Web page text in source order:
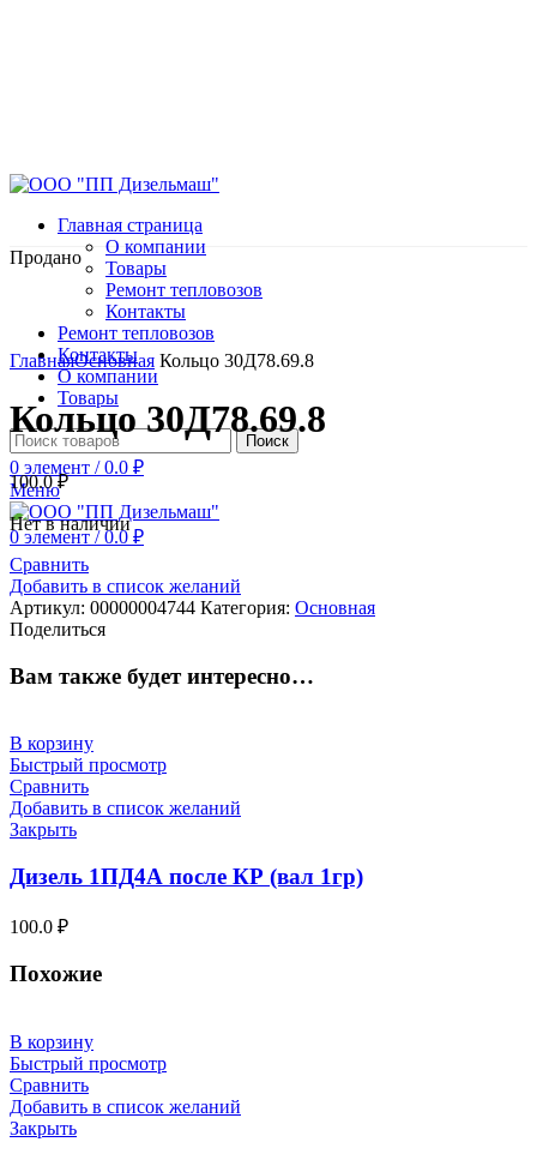
Главная страница
О компании
Товары
Ремонт тепловозов
Контакты
Ремонт тепловозов
Контакты
О компании
Товары
Поиск
0 элемент / 0.0 ₽
Меню
0элемент / 0.0₽
Продано
Нажмите, чтобы увеличить
ГлавнаяОсновная Кольцо 30Д78.69.8
Кольцо 30Д78.69.8
100.0₽
Нет в наличии
Сравнить
Добавить в список желаний
Артикул: 00000004744 Категория: Основная
Поделиться
Вам также будет интересно…
В корзину
Быстрый просмотр
Сравнить
Добавить в список желаний
Закрыть
Дизель 1ПД4А после КР (вал 1гр)
100.0 ₽
Похожие
В корзину
Быстрый просмотр
Сравнить
Добавить в список желаний
Закрыть